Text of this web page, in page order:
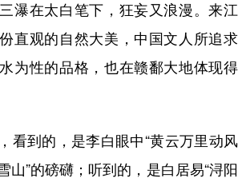
瀑在太白笔下，狂妄又浪漫。来江
直观的自然大美，中国文人所追求
为性的品格，也在赣鄱大地体现得
到的，是李白眼中“黄云万里动风
山”的磅礴；听到的，是白居易“浔阳